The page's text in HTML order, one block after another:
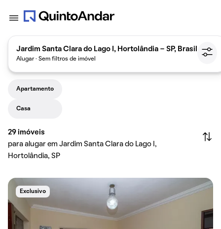
Jardim Santa Clara do Lago I, Hortolândia - SP, Brasil
Alugar · Sem filtros de imóvel
Apartamento
Casa
29 imóveis
para alugar em Jardim Santa Clara do Lago I,
Hortolândia, SP
Exclusivo